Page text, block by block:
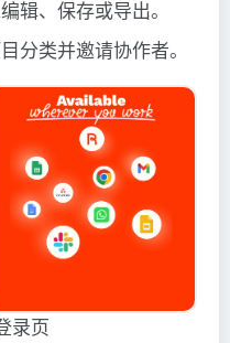
辑、保存或导出。
分类并邀请协作者。
录页